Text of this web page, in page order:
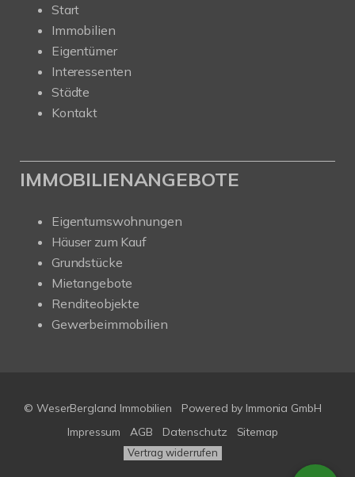
Start
Immobilien
Eigentümer
Interessenten
Städte
Kontakt
IMMOBILIENANGEBOTE
Eigentumswohnungen
Häuser zum Kauf
Grundstücke
Mietangebote
Renditeobjekte
Gewerbeimmobilien
© WeserBergland Immobilien Powered by Immonia GmbH
Impressum
AGB Datenschutz Sitemap
Vertrag widerrufen